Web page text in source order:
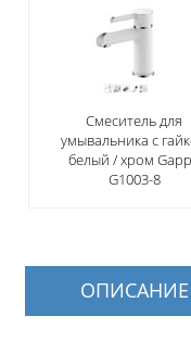
Смеситель для
умывальника с
белый / хром
G1003-8
ОПИСАНИЕ